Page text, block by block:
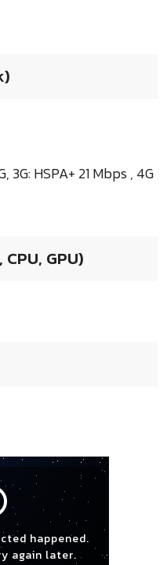
HSPA+ 21 Mbps , 4G
GPU)
happened.
again later.